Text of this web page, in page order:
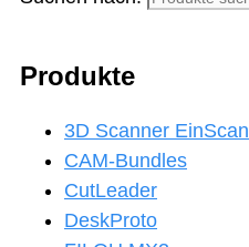
Produkte
3D Scanner EinScan
CAM-Bundles
CutLeader
DeskProto